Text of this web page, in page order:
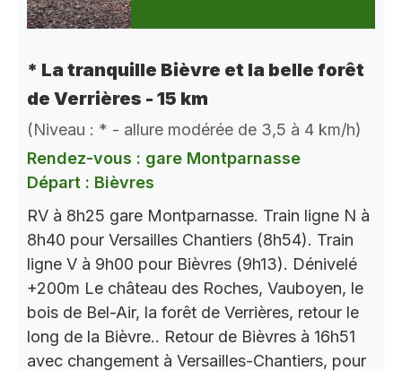
* La tranquille Bièvre et la belle forêt
de Verrières - 15 km
(Niveau : * - allure modérée de 3,5 à 4 km/h)
Rendez-vous : gare Montparnasse
Départ : Bièvres
RV à 8h25 gare Montparnasse. Train ligne N à
8h40 pour Versailles Chantiers (8h54). Train
ligne V à 9h00 pour Bièvres (9h13). Dénivelé
+200m Le château des Roches, Vauboyen, le
bois de Bel-Air, la forêt de Verrières, retour le
long de la Bièvre.. Retour de Bièvres à 16h51
avec changement à Versailles-Chantiers, pour